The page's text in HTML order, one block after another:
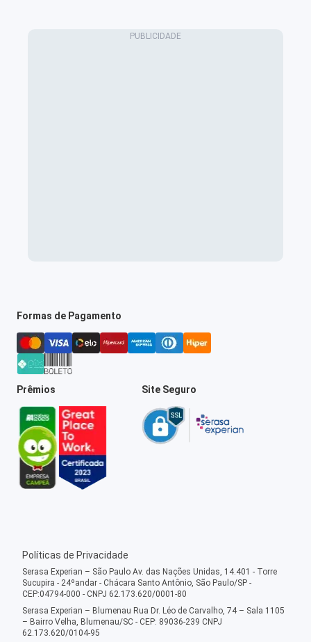
Formas de Pagamento
Prêmios Site Seguro
Políticas de Privacidade
Serasa Experian – São Paulo Av. das Nações Unidas, 14.401 - Torre
Sucupira - 24ºandar - Chácara Santo Antônio, São Paulo/SP -
CEP:04794-000 - CNPJ 62.173.620/0001-80
Serasa Experian – Blumenau Rua Dr. Léo de Carvalho, 74 – Sala 1105
– Bairro Velha, Blumenau/SC - CEP: 89036-239 CNPJ
62.173.620/0104-95